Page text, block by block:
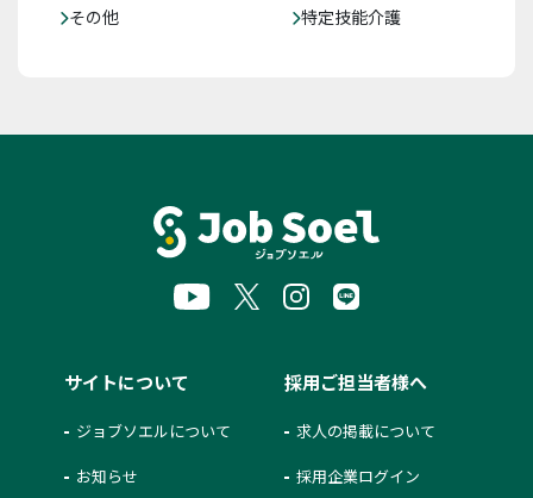
その他
特定技能介護
サイトについて
ジョブソエルについて
お知らせ
採用ご担当者様へ
求人の掲載について
採用企業ログイン